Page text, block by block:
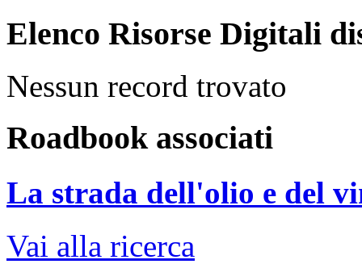
Elenco Risorse Digitali
Nessun record trovato
Roadbook associati
La strada dell'olio e del
Vai alla ricerca